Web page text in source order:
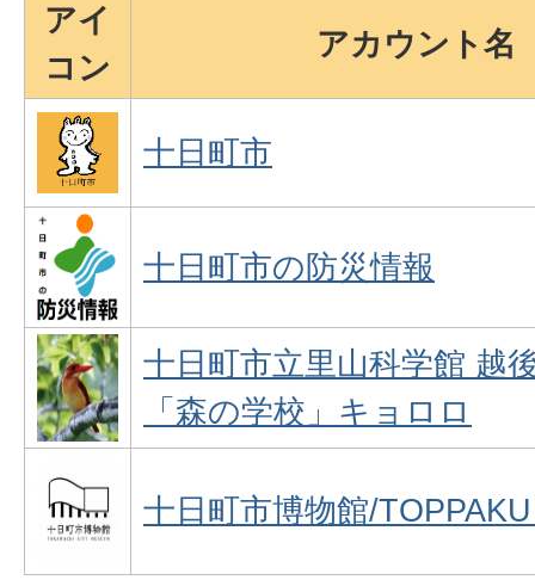
アイ
コン
アカウント名
十日町市
十日町市の防災情報
十日町市立里山科学館 越
「森の学校」キョロロ
十日町市博物館/